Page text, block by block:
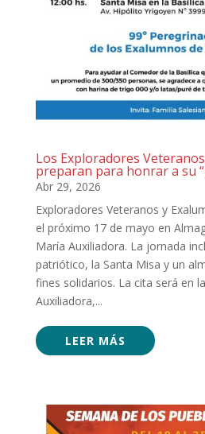
Los Exploradores
preparan para honrar a su
Abr 29, 2026
Exploradores Veteranos y
el próximo 17 de mayo en
María Auxiliadora. La jornada
patriótico, la Santa Misa y un
fines solidarios. La cita será en
Auxiliadora,...
LEER MÁS